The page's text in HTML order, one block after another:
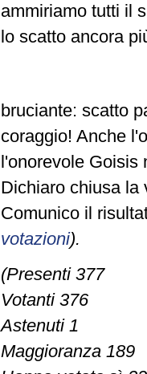
ammiriamo tutti il
lo scatto ancora
bruciante: scatto
coraggio! Anche
l'onorevole Goisis
Dichiaro chiusa la
Comunico il
votazioni).
(Presenti 377
Votanti 376
Astenuti 1
Maggioranza 189